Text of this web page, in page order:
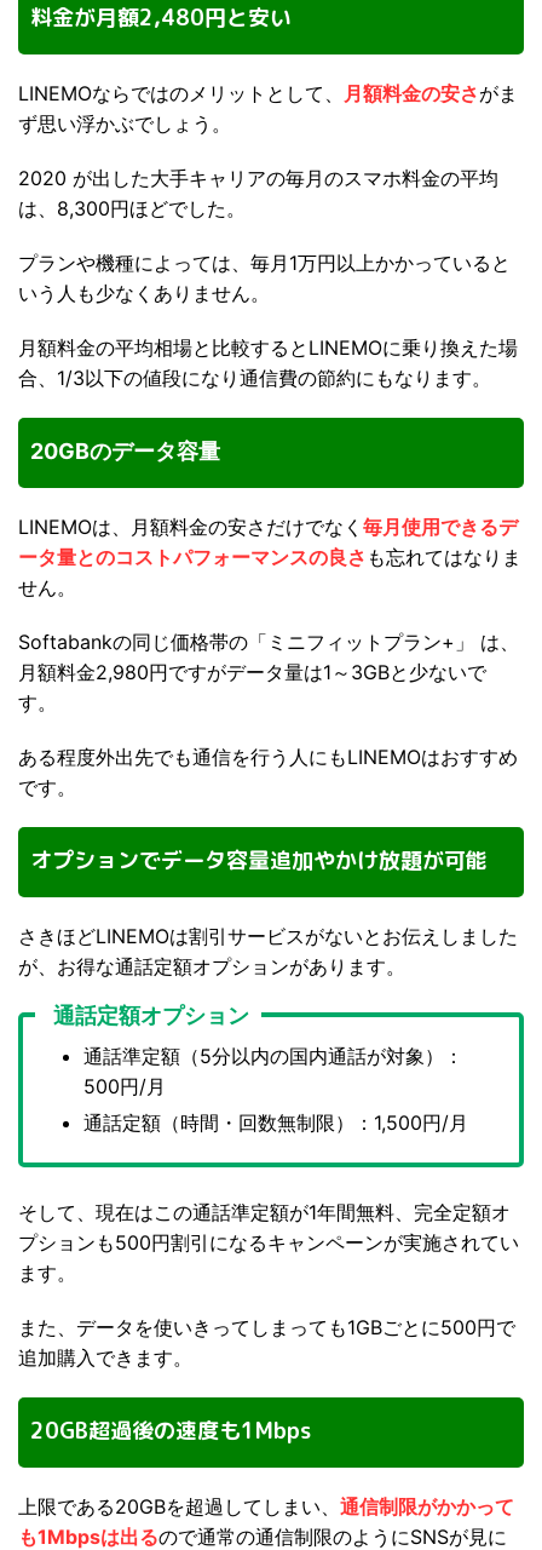
料金が月額2,480円と安い
LINEMOならではのメリットとして、 月額料金の安さがま
ず思い浮かぶでしょう。
2020 が出した大手キャリアの毎月のスマホ料金の平均
は、8,300円ほどでした。
プランや機種によっては、毎月1万円以上かかっていると
いう人も少なくありません。
月額料金の平均相場と比較するとLINEMOに乗り換えた場
合、1/3以下の値段になり通信費の節約にもなります。
20GBのデータ容量
LINEMOは、月額料金の安さだけでなく 毎月使用できるデ
ータ量とのコストパフォーマンスの良さ も忘れてはなりま
せん。
Softabankの同じ価格帯の「ミニフィットプラン+」 は、
月額料金2,980円ですがデータ量は1～3GBと少ないで
す。
ある程度外出先でも通信を行う人にもLINEMOはおすすめ
です。
オプションでデータ容量追加やかけ放題が可能
さきほどLINEMOは割引サービスがないとお伝えしました
が、お得な通話定額オプションがあります。
通話定額オプション
通話準定額（5分以内の国内通話が対象）：
500円/月
通話定額（時間・回数無制限）：1,500円/月
そして、現在はこの通話準定額が1年間無料、完全定額オ
プションも500円割引になるキャンペーンが実施されてい
ます。
また、データを使いきってしまっても1GBごとに500円で
追加購入できます。
20GB超過後の速度も1Mbps
上限である20GBを超過してしまい、 通信制限がかかって
も1Mbpsは出るので通常の通信制限のようにSNSが見に